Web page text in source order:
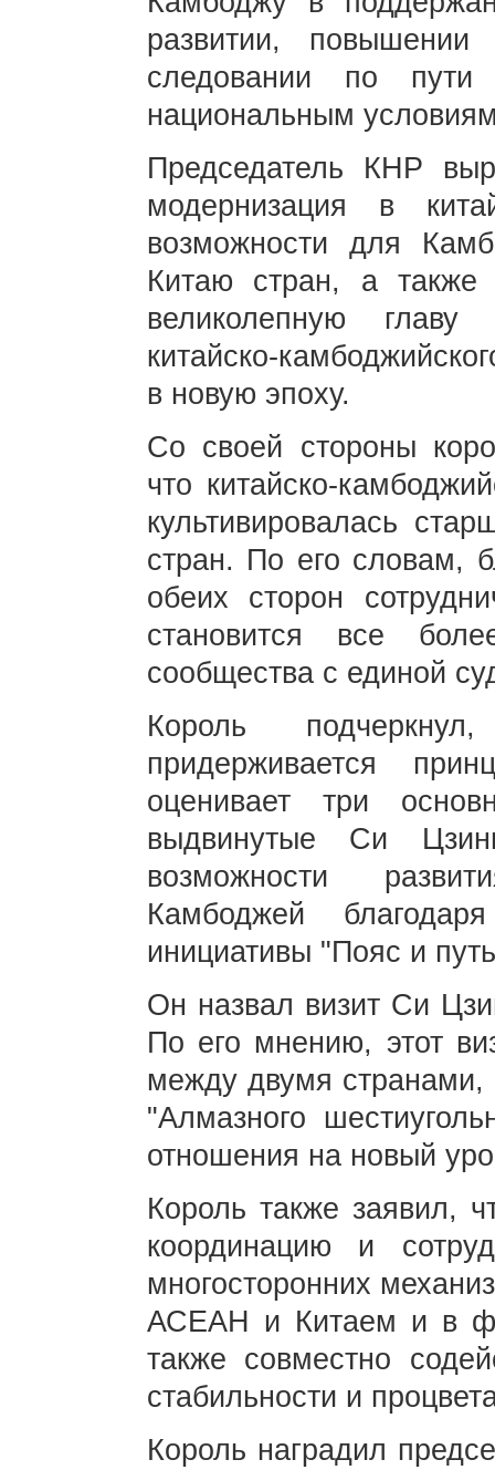
развитии, повышении
следовании по пути
национальным
Председатель КНР
модернизация в
возможности для
Китаю стран, а
великолепную главу
китайско-
в новую эпоху.
Со своей стороны
что китайско-
культивировалась
стран. По его словам,
обеих сторон
становится все
сообщества с единой
Король
придерживается
оценивает три
выдвинутые Си
возможности
Камбоджей
инициативы "Пояс и
Он назвал визит Си
По его мнению, этот
между двумя странами,
"Алмазного
отношения на новый
Король также заявил,
координацию и
многосторонних
АСЕАН и Китаем и в
также совместно
стабильности и
Король наградил